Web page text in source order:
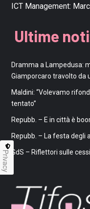
ICT Management:
Ultime
Dramma a Lampedusa:
Giamporcaro travolto da
Maldini: “Volevamo
tentato”
Repubb. – E in città è
Repubb. – La festa degli
GdS – Riflettori sulle
Privacy